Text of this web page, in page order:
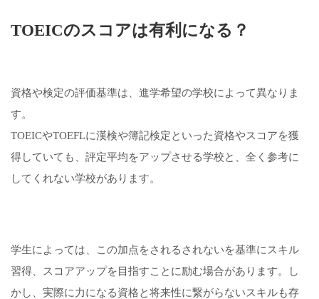
TOEICのスコアは有利になる？
資格や検定の評価基準は、進学希望の学校によって異なりま
す。
TOEICやTOEFLに漢検や簿記検定といった資格やスコアを獲
得していても、評定平均をアップさせる学校と、全く参考に
してくれない学校があります。
学生によっては、この加点をされるされないを基準にスキル
習得、スコアアップを目指すことに励む場合があります。し
かし、実際に力になる資格と将来性に繋がらないスキルも存